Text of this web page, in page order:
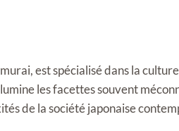
est spécialisé dans la
les facettes souvent
de la société japonaise